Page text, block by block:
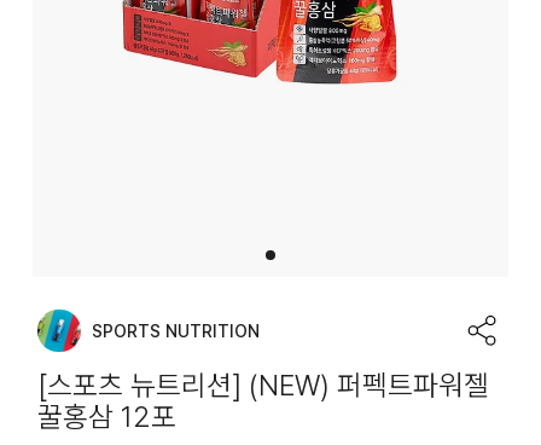
SPORTS NUTRITION
[스포츠 뉴트리션] (NEW) 퍼펙트파워젤
꿀홍삼 12포